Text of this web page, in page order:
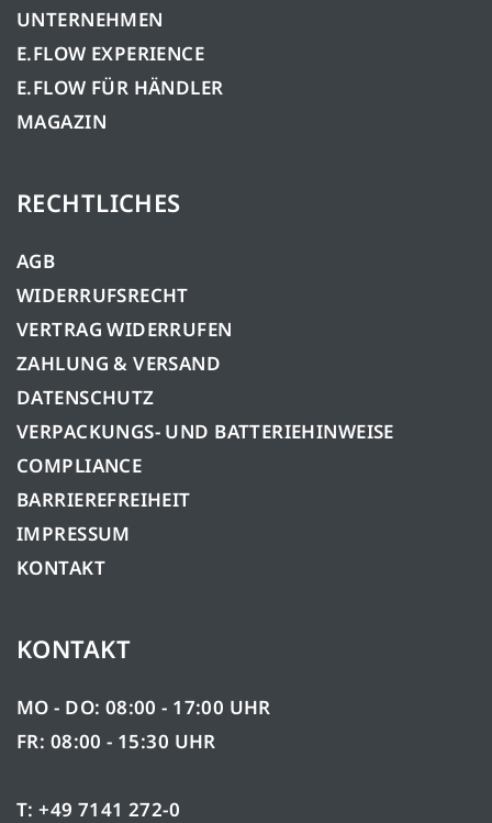
UNTERNEHMEN
E.FLOW EXPERIENCE
E.FLOW FÜR HÄNDLER
MAGAZIN
RECHTLICHES
AGB
WIDERRUFSRECHT
VERTRAG WIDERRUFEN
ZAHLUNG & VERSAND
DATENSCHUTZ
VERPACKUNGS- UND BATTERIEHINWEISE
COMPLIANCE
BARRIEREFREIHEIT
IMPRESSUM
KONTAKT
KONTAKT
MO - DO: 08:00 - 17:00 UHR
FR: 08:00 - 15:30 UHR
T: +49 7141 272-0